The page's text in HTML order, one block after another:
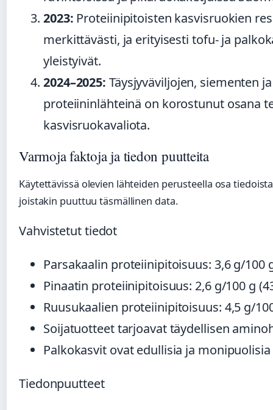
2023: Proteiinipitoisten kasvisruokien
merkittävästi, ja erityisesti tofu- ja
yleistyivät.
2024–2025: Täysjyväviljojen, siementen
proteiininlähteinä on korostunut osana
kasvisruokavaliota.
Varmoja faktoja ja tiedon puutteita
Käytettävissä olevien lähteiden perusteella osa
joistakin puuttuu täsmällinen data.
Vahvistetut tiedot
Parsakaalin proteiinipitoisuus: 3,6 g/100
Pinaatin proteiinipitoisuus: 2,6 g/100 g
Ruusukaalien proteiinipitoisuus: 4,5 g/
Soijatuotteet tarjoavat täydellisen
Palkokasvit ovat edullisia ja
Tiedonpuutteet